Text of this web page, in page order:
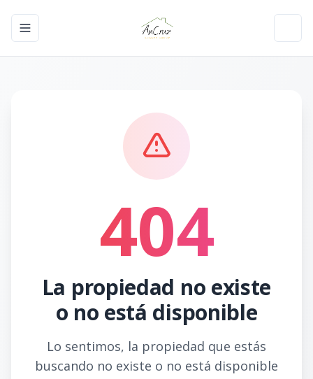
Toggle navigation menu
404
La propiedad no existe
o no está disponible
Lo sentimos, la propiedad que estás
buscando no existe o no está disponible